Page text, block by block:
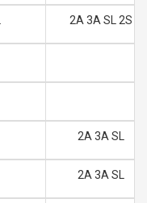
2A 3A SL 2S
2A 3A SL
2A 3A SL